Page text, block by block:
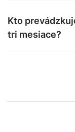
Kto
tri mesiace?